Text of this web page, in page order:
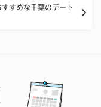
すめな千葉のデート